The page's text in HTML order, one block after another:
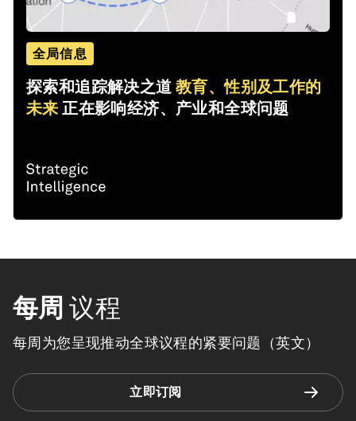
全局信息
探索和追踪解决之道教育、性别及工作的
未来 正在影响经济、产业和全球问题
每周 议程
每周为您呈现推动全球议程的紧要问题（英文）
立即订阅